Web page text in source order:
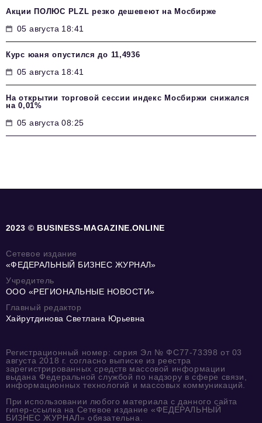
Акции ПОЛЮС PLZL резко дешевеют на Мосбирже
05 августа 18:41
Курс юаня опустился до 11,4936
05 августа 18:41
На открытии торговой сессии индекс Мосбиржи снижался
на 0,01%
05 августа 08:25
2023 © BUSINESS-MAGAZINE.ONLINE
Сетевое издание
«ФЕДЕРАЛЬНЫЙ БИЗНЕС ЖУРНАЛ»
Учредитель
ООО «РЕГИОНАЛЬНЫЕ НОВОСТИ»
Главный редактор
Хайрутдинова Светлана Юрьевна
Регистрационный номер: серия Эл № ФС77-73398 от 03
августа 2018 г. согласно выписке из реестра
зарегистрированных средств массовой информации
выдана Федеральной службой по надзору в сфере связи,
информационных технологий и массовых коммуникаций.
При использовании любого материала с данного сайта
гипер-ссылка на Сетевое издание «ФЕДЕРАЛЬНЫЙ
БИЗНЕС ЖУРНАЛ» обязательна.